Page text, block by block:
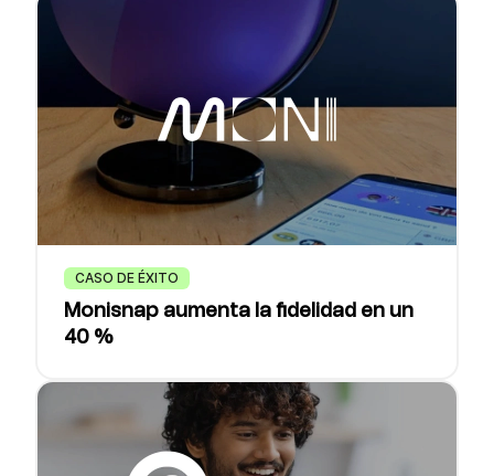
CASO DE ÉXITO
Monisnap aumenta la fidelidad en un
40 %